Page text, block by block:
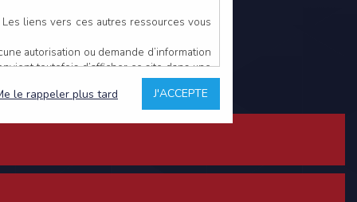
liens vers ces autres ressources vous
autorisation ou demande d’information
toutefois d’afficher ce site dans une
estime non conforme à l’objet du site
comme étant fiables.
J'ACCEPTE
le rappeler plus tard